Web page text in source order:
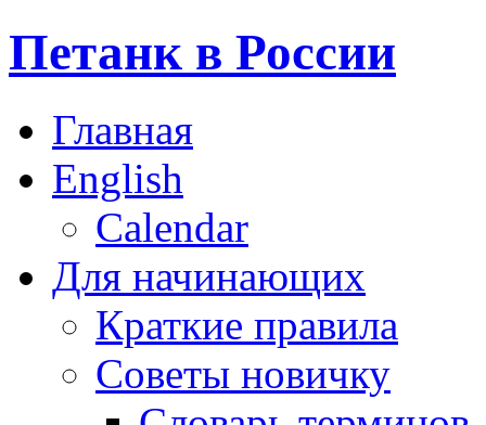
Петанк в России
Главная
English
Calendar
Для начинающих
Краткие правила
Советы новичку